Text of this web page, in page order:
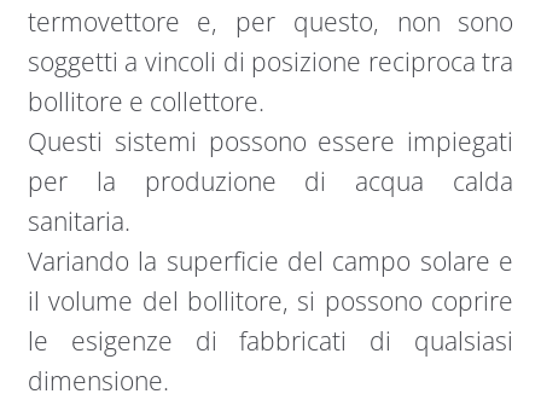
termovettore e, per questo, non sono
soggetti a vincoli di posizione reciproca tra
bollitore e collettore.
Questi sistemi possono essere impiegati
per la produzione di acqua calda
sanitaria.
Variando la superficie del campo solare e
il volume del bollitore, si possono coprire
le esigenze di fabbricati di qualsiasi
dimensione.